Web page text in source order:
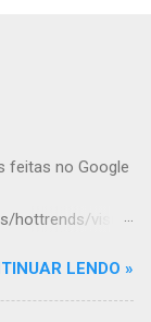
feitas no Google
hottrends/visual
LENDO »